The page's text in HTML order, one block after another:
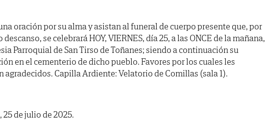
oración por su alma y asistan al funeral de cuerpo presente que, por
descanso, se celebrará HOY, VIERNES, día 25, a las ONCE de la mañana,
Parroquial de San Tirso de Toñanes; siendo a continuación su
en el cementerio de dicho pueblo. Favores por los cuales les
agradecidos. Capilla Ardiente: Velatorio de Comillas (sala 1).
25 de julio de 2025.